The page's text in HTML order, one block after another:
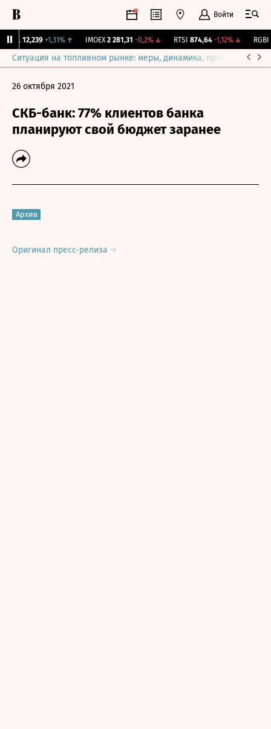
Войти
12,239 +1,31% ↑ IMOEX 2 281,31 -0,2%↓ RTSI 874,64 -1,12%↓ RGBI
Ситуация на топливном рынке: меры, динамика, прогнозы
26 октября 2021
СКБ-банк: 77% клиентов банка
планируют свой бюджет заранее
Архив
Оригинал пресс-релиза